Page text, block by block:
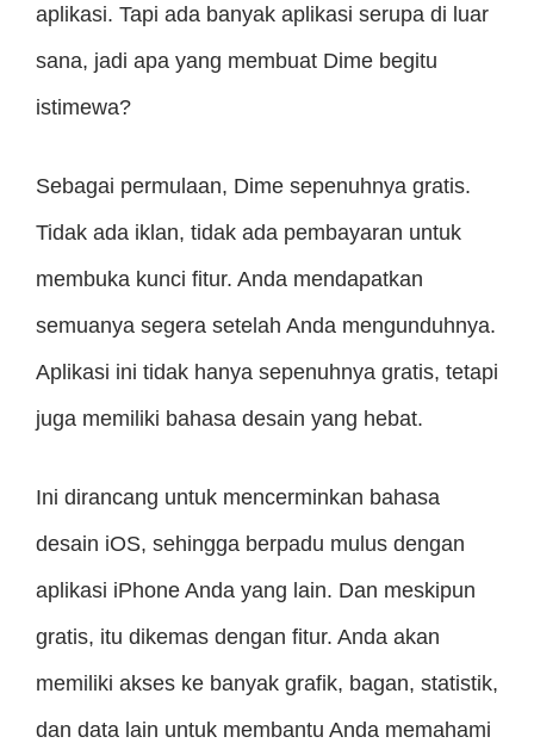
aplikasi. Tapi ada banyak aplikasi serupa di luar
sana, jadi apa yang membuat Dime begitu
istimewa?
Sebagai permulaan, Dime sepenuhnya gratis.
Tidak ada iklan, tidak ada pembayaran untuk
membuka kunci fitur. Anda mendapatkan
semuanya segera setelah Anda mengunduhnya.
Aplikasi ini tidak hanya sepenuhnya gratis, tetapi
juga memiliki bahasa desain yang hebat.
Ini dirancang untuk mencerminkan bahasa
desain iOS, sehingga berpadu mulus dengan
aplikasi iPhone Anda yang lain. Dan meskipun
gratis, itu dikemas dengan fitur. Anda akan
memiliki akses ke banyak grafik, bagan, statistik,
dan data lain untuk membantu Anda memahami